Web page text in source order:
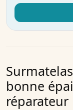
bonne
réparateur